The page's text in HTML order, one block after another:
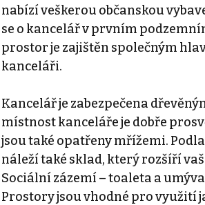
nabízí veškerou občanskou
se o kancelář v prvním
prostor je zajištěn společným
kanceláři.
Kancelář je zabezpečena
místnost kanceláře je dobře
jsou také opatřeny mřížemi.
náleží také sklad, který rozšíří
Sociální zázemí – toaleta a
Prostory jsou vhodné pro využití